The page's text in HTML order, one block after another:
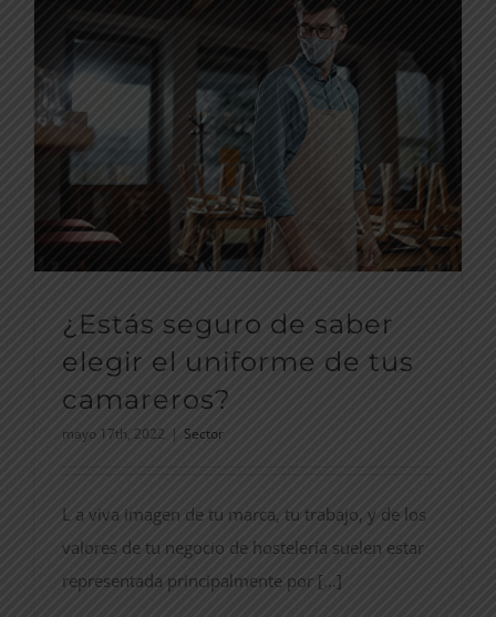
¿Estás seguro de saber
elegir el uniforme de tus
camareros?
mayo 17th, 2022 | Sector
L a viva imagen de tu marca, tu trabajo, y de los
valores de tu negocio de hostelería suelen estar
representada principalmente por [...]